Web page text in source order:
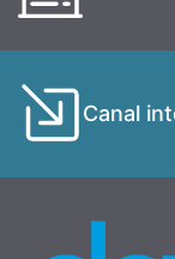
Canal